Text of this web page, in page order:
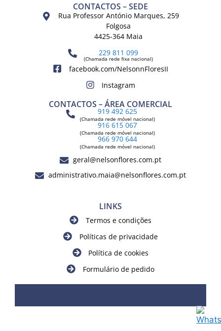
CONTACTOS – SEDE
Rua Professor António Marques, 259
Folgosa
4425-364 Maia
229 811 099
(Chamada rede fixa nacional)
facebook.com/NelsonnFloresII
Instagram
CONTACTOS – ÁREA COMERCIAL
919 492 625
(Chamada rede móvel nacional)
916 615 067
(Chamada rede móvel nacional)
966 970 644
(Chamada rede móvel nacional)
geral@nelsonflores.com.pt
administrativo.maia@nelsonflores.com.pt
LINKS
Termos e condições
Políticas de privacidade
Política de cookies
Formulário de pedido